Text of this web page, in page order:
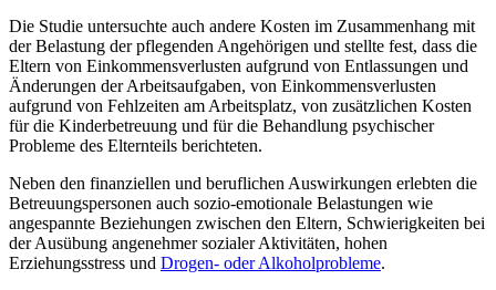
Die Studie untersuchte auch andere Kosten im Zusammenhang mit
der Belastung der pflegenden Angehörigen und stellte fest, dass die
Eltern von Einkommensverlusten aufgrund von Entlassungen und
Änderungen der Arbeitsaufgaben, von Einkommensverlusten
aufgrund von Fehlzeiten am Arbeitsplatz, von zusätzlichen Kosten
für die Kinderbetreuung und für die Behandlung psychischer
Probleme des Elternteils berichteten.
Neben den finanziellen und beruflichen Auswirkungen erlebten die
Betreuungspersonen auch sozio-emotionale Belastungen wie
angespannte Beziehungen zwischen den Eltern, Schwierigkeiten bei
der Ausübung angenehmer sozialer Aktivitäten, hohen
Erziehungsstress und Drogen- oder Alkoholprobleme.